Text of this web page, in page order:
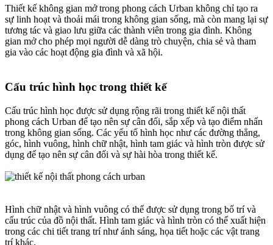
Thiết kế không gian mở trong phong cách Urban không chỉ tạo ra
sự linh hoạt và thoải mái trong không gian sống, mà còn mang lại sự
tương tác và giao lưu giữa các thành viên trong gia đình. Không
gian mở cho phép mọi người dễ dàng trò chuyện, chia sẻ và tham
gia vào các hoạt động gia đình và xã hội.
Cấu trúc hình học trong thiết kế​
Cấu trúc hình học được sử dụng rộng rãi trong thiết kế nội thất
phong cách Urban để tạo nên sự cân đối, sắp xếp và tạo điểm nhấn
trong không gian sống. Các yếu tố hình học như các đường thẳng,
góc, hình vuông, hình chữ nhật, hình tam giác và hình tròn được sử
dụng để tạo nên sự cân đối và sự hài hòa trong thiết kế.
Hình chữ nhật và hình vuông có thể được sử dụng trong bố trí và
cấu trúc của đồ nội thất. Hình tam giác và hình tròn có thể xuất hiện
trong các chi tiết trang trí như ánh sáng, họa tiết hoặc các vật trang
trí khác.